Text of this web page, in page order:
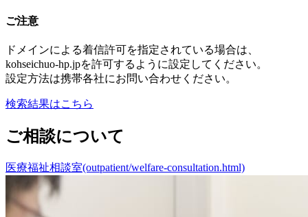
ご注意
ドメインによる着信許可を指定されている場合は、
kohseichuo-hp.jpを許可するように設定してください。
設定⽅法は携帯各社にお問い合わせください。
検索結果はこちら
ご相談について
医療福祉相談室(outpatient/welfare-consultation.html)